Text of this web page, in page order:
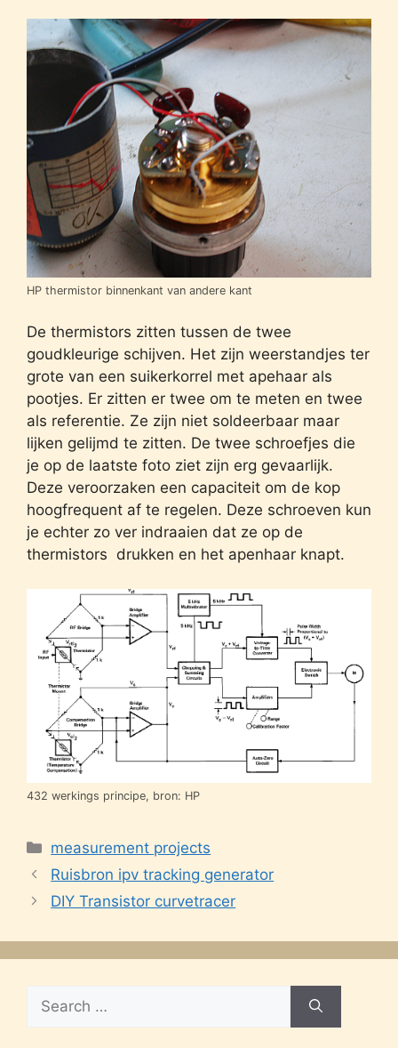
HP thermistor binnenkant van andere kant
De thermistors zitten tussen de twee
goudkleurige schijven. Het zijn weerstandjes ter
grote van een suikerkorrel met apehaar als
pootjes. Er zitten er twee om te meten en twee
als referentie. Ze zijn niet soldeerbaar maar
lijken gelijmd te zitten. De twee schroefjes die
je op de laatste foto ziet zijn erg gevaarlijk.
Deze veroorzaken een capaciteit om de kop
hoogfrequent af te regelen. Deze schroeven kun
je echter zo ver indraaien dat ze op de
thermistors drukken en het apenhaar knapt.
432 werkings principe, bron: HP
Categories
measurement projects
Ruisbron ipv tracking generator
DIY Transistor curvetracer
for: